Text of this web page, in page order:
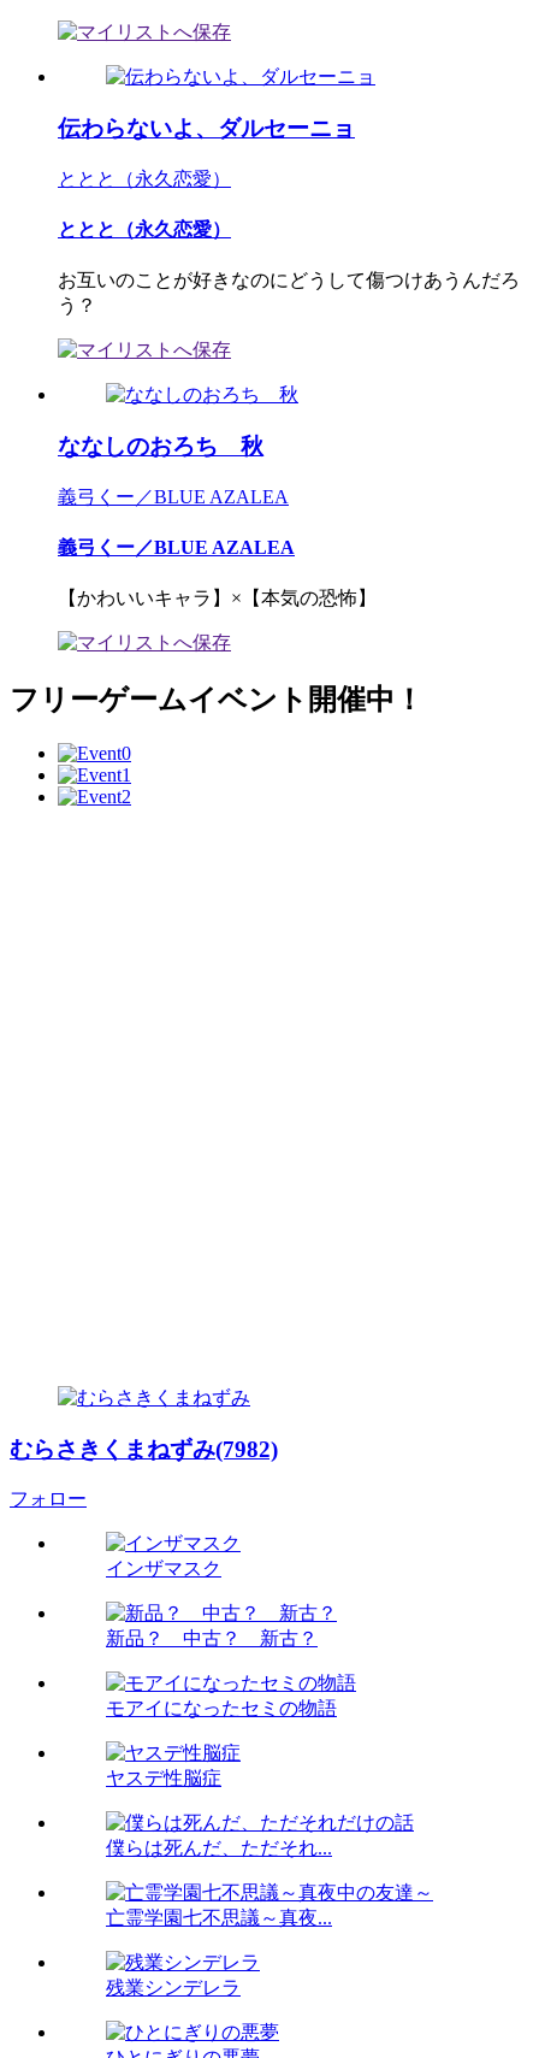
伝わらないよ、ダルセーニョ
ととと（永久恋愛）
ととと（永久恋愛）
お互いのことが好きなのにどうして傷つけあうんだろ
う？
ななしのおろち 秋
義弓くー／BLUE AZALEA
義弓くー／BLUE AZALEA
【かわいいキャラ】×【本気の恐怖】
フリーゲームイベント開催中！
むらさきくまねずみ(7982)
フォロー
インザマスク
新品？ 中古？ 新古？
モアイになったセミの物語
ヤスデ性脳症
僕らは死んだ、ただそれ...
亡霊学園七不思議～真夜...
残業シンデレラ